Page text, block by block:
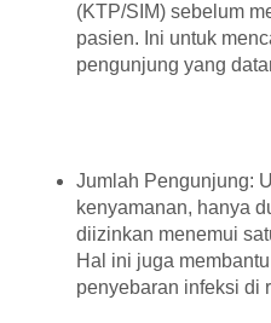
(KTP/SIM) sebelum
pasien. Ini untuk
pengunjung yang
Jumlah Pengunjung:
kenyamanan, hanya
diizinkan menemui
Hal ini juga
penyebaran infeksi di